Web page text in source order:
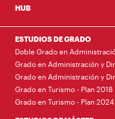
HUB
ESTUDIOS DE GRADO
Doble Grado en
Grado en Administración y
Grado en Administración y
Grado en Turismo - Plan 2018
Grado en Turismo - Plan 2024